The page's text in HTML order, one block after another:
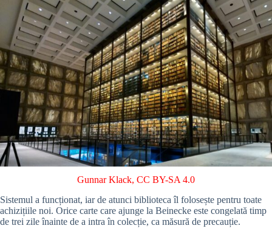
Gunnar Klack, CC BY-SA 4.0
Sistemul a funcționat, iar de atunci biblioteca îl folosește pentru toate
achizițiile noi. Orice carte care ajunge la Beinecke este congelată timp
de trei zile înainte de a intra în colecție, ca măsură de precauție.